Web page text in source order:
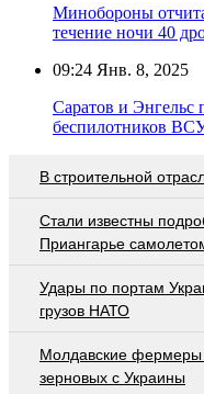
Минобороны
течение ночи 40
09:24 Янв. 8, 2025
Саратов и Энгельс
беспилотников
В строительной
Стали известны
Приангарье
Удары по портам
грузов НАТО
Молдавские фермеры
зерновых с Украины